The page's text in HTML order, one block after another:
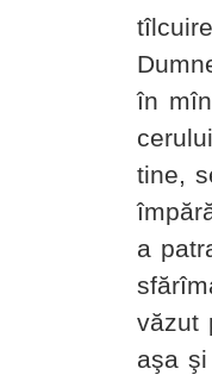
în
tine,
a
văzut
aşa